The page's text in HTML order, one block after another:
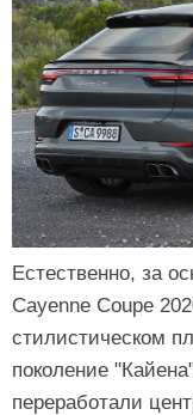
Естественно, за
Cayenne Coupe
стилистическом
поколение
переработали